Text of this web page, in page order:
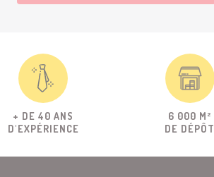
+ DE 40 ANS
D'EXPÉRIENCE
6 000 M²
DE DÉPÔT